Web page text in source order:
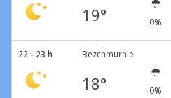
19° 0%
22 - 23 h Bezchmurnie
18° 0%